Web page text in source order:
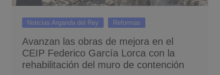
Noticias Arganda del Rey Reformas
Avanzan las obras de mejora en el
CEIP Federico García Lorca con la
rehabilitación del muro de contención